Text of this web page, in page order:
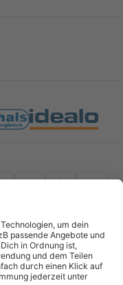
Vertrag widerrufen
Versand innerhalb
100,00 Euro.
vorbehalten. powered by